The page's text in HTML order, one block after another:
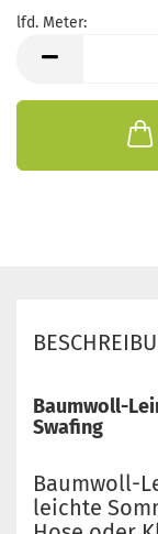
lfd. Meter:
Meter
Baumwoll-
Swafing
Baumwoll-
leichte